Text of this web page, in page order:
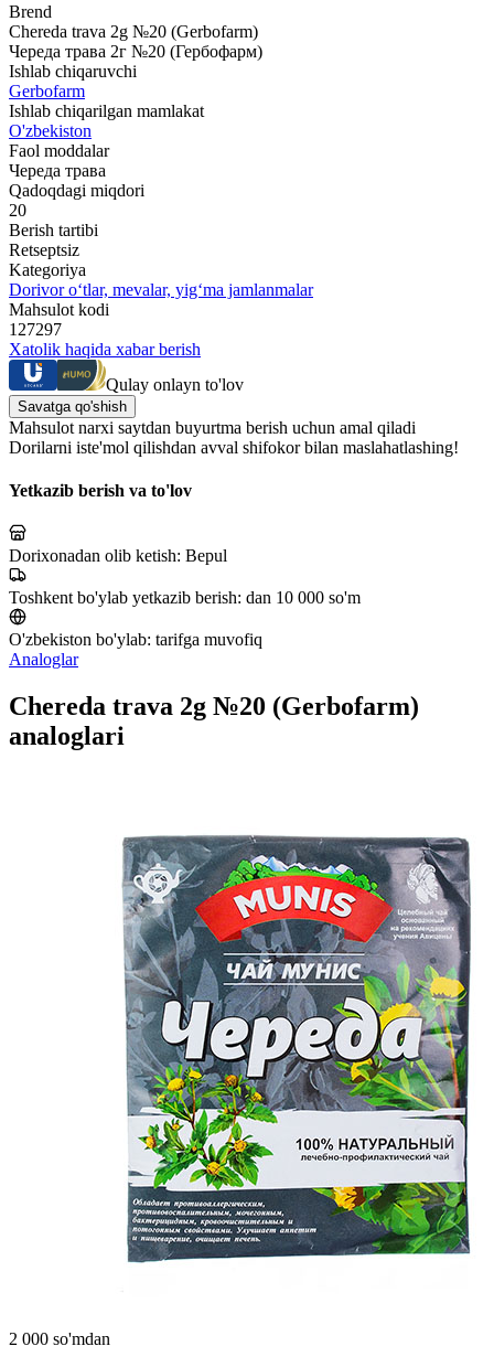
Brend
Chereda trava 2g №20 (Gerbofarm)
Череда трава 2г №20 (Гербофарм)
Ishlab chiqaruvchi
Gerbofarm
Ishlab chiqarilgan mamlakat
O'zbekiston
Faol moddalar
Череда трава
Qadoqdagi miqdori
20
Berish tartibi
Retseptsiz
Kategoriya
Dorivor o‘tlar, mevalar, yig‘ma jamlanmalar
Mahsulot kodi
127297
Xatolik haqida xabar berish
Qulay onlayn to'lov
Savatga qo'shish
Mahsulot narxi saytdan buyurtma berish uchun amal qiladi
Dorilarni iste'mol qilishdan avval shifokor bilan maslahatlashing!
Yetkazib berish va to'lov
Dorixonadan olib ketish: Bepul
Toshkent bo'ylab yetkazib berish: dan 10 000 so'm
O'zbekiston bo'ylab: tarifga muvofiq
Analoglar
Chereda trava 2g №20 (Gerbofarm)
analoglari
2 000 so'mdan